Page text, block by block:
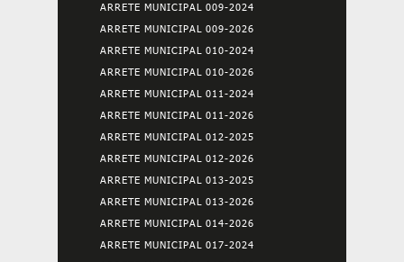
ARRETE MUNICIPAL 009-2024
ARRETE MUNICIPAL 009-2026
ARRETE MUNICIPAL 010-2024
ARRETE MUNICIPAL 010-2026
ARRETE MUNICIPAL 011-2024
ARRETE MUNICIPAL 011-2026
ARRETE MUNICIPAL 012-2025
ARRETE MUNICIPAL 012-2026
ARRETE MUNICIPAL 013-2025
ARRETE MUNICIPAL 013-2026
ARRETE MUNICIPAL 014-2026
ARRETE MUNICIPAL 017-2024